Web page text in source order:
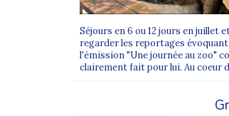
historiques sont
Parmi les incontournables,
Conciergerie(Paris 1er), l’
8e) ou encore la basilique de
Parisest une ville Lumière,
Séjours en 6 ou 12 jours en juillet
regarder les reportages
l'émission "Une journée au zoo"
clairement fait pour lui. Au coeur